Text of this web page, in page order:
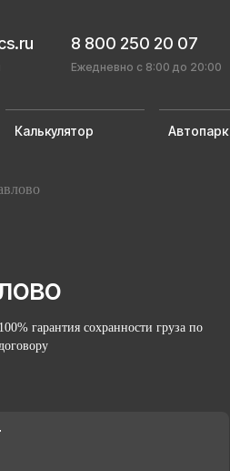
8 800 250 20 07
Ежедневно с 8:00 до 20:00
Калькулятор Автопарк
100% гарантия сохранности груза по